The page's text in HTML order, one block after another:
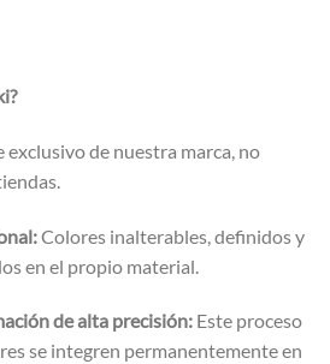
de nuestra marca, no
Colores inalterables, definidos y
en el propio material.
de alta precisión:Este proceso
se integren permanentemente en